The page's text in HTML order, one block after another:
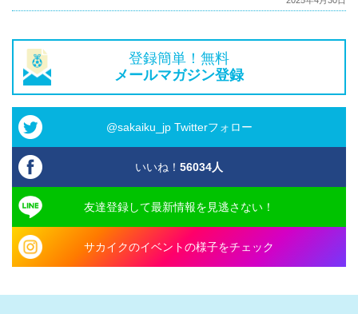
登録簡単！無料
メールマガジン登録
@sakaiku_jp Twitterフォロー
いいね！ 56034人
友達登録して最新情報を見逃さない！
サカイクのイベントの様子をチェック